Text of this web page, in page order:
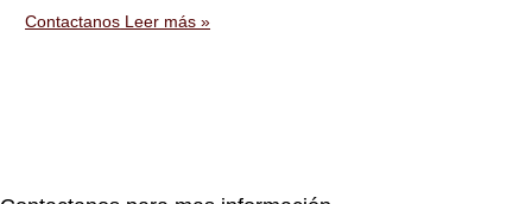
Contactanos Leer más »